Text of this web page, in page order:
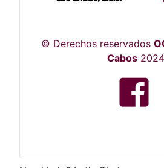
© Derechos reservados
Cabos2024